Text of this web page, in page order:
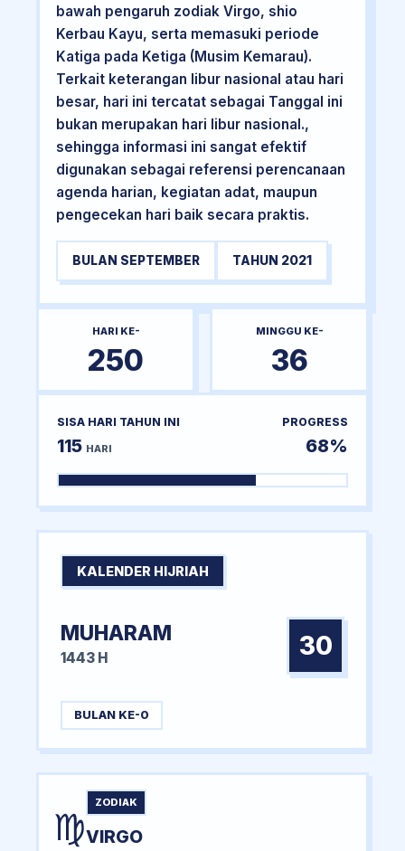
bawah pengaruh zodiak Virgo, shio
Kerbau Kayu, serta memasuki periode
Katiga pada Ketiga (Musim Kemarau).
Terkait keterangan libur nasional atau hari
besar, hari ini tercatat sebagai Tanggal ini
bukan merupakan hari libur nasional.,
sehingga informasi ini sangat efektif
digunakan sebagai referensi perencanaan
agenda harian, kegiatan adat, maupun
pengecekan hari baik secara praktis.
BULAN SEPTEMBER TAHUN 2021
HARI KE-
250
MINGGU KE-
36
SISA HARI TAHUN INI
115 HARI
PROGRESS
68%
KALENDER HIJRIAH
MUHARAM
1443 H 30
BULAN KE-0
♍
ZODIAK
VIRGO